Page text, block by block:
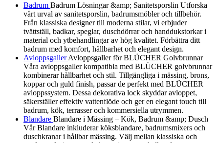
Badrum Badrum Lösningar &amp; Sanitetsporslin Utforska
vårt urval av sanitetsporslin, badrumsmöbler och tillbehör.
Från klassiska designer till moderna stilar, vi erbjuder
tvättställ, badkar, speglar, duschdörrar och handdukstorkar i
material och ytbehandlingar av hög kvalitet. Förbättra ditt
badrum med komfort, hållbarhet och elegant design.
AvloppsgallerAvloppsgaller för BLÜCHER Golvbrunnar
Våra avloppsgaller kompatibla med BLÜCHER golvbrunnar
kombinerar hållbarhet och stil. Tillgängliga i mässing, brons,
koppar och guld finish, passar de perfekt med BLÜCHER
avloppssystem. Dessa dekorativa lock skyddar avloppet,
säkerställer effektiv vattenflöde och ger en elegant touch till
badrum, kök, terrasser och kommersiella utrymmen.
Blandare Blandare i Mässing – Kök, Badrum &amp; Dusch
Vår Blandare inkluderar köksblandare, badrumsmixers och
duschkranar i hållbar mässing. Välj mellan klassiska och